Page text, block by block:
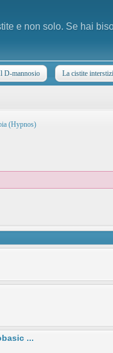
e non solo. Se hai
D-mannosio La cistite
(Hypnos)
...